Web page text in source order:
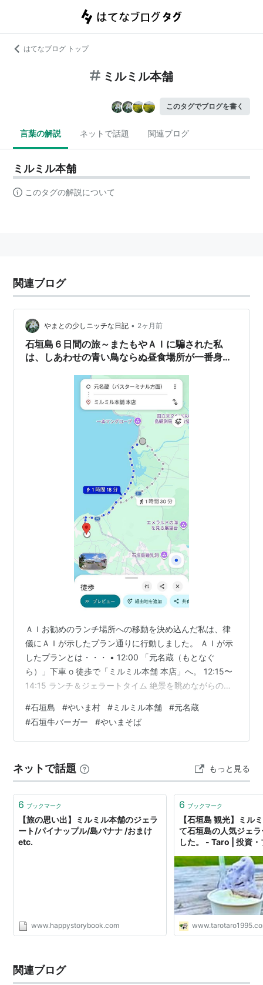
はてなブログ トップ
ミルミル本舗
このタグでブログを書く
言葉の解説 ネットで話題 関連ブログ
ミルミル本舗
このタグの解説について
関連ブログ
やまとの少しニッチな日記 • 2ヶ月前
石垣島６日間の旅～またもやＡＩに騙された私
は、しあわせの青い鳥ならぬ昼食場所が一番身近
ＡＩお勧めのランチ場所への移動を決め込んだ私は、律
儀にＡＩが示したプラン通りに行動しました。 ＡＩが示
したプランとは・・・ • 12:00 「元名蔵（もとなぐ
ら）」下車 o 徒歩で「ミルミル本舗 本店」へ。 12:15〜
14:15 ランチ＆ジェラートタイム 絶景を眺めながらの石
舗本店っていう文字を見る度に、何故か私の頭の中では
「チルチルミチル」って自動変換されちゃうんです。な
んでだろうねｗ ところでＡＩが出鱈目なバスの時刻で計
には１２時３７分にしか到着するバスしかありません。
一方、バ…
#石垣島 #やいま村 #ミルミル本舗 #元名蔵
#石垣牛バーガー #やいまそば
ネットで話題 もっと見る
6 ブックマーク
【旅の思い出】ミルミル本舗のジェラ
ート/パイナップル/島バナナ /おまけ
etc.
www.happystorybook.com
6 ブックマーク
【石垣島 観光】ミル
て石垣島の人気ジェ
した。 - Taro | 投資
関連ブログ